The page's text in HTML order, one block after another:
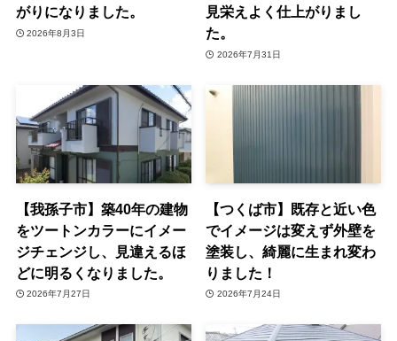
がりになりました。
2026年8月3日
見栄えよく仕上がりまし
た。
2026年7月31日
【我孫子市】築40年の建物
をツートンカラーにイメー
ジチェンジし、見違えるほ
どに明るくなりました。
2026年7月27日
【つくば市】既存と近い色
でイメージは変えず外壁を
塗装し、綺麗に生まれ変わ
りました！
2026年7月24日